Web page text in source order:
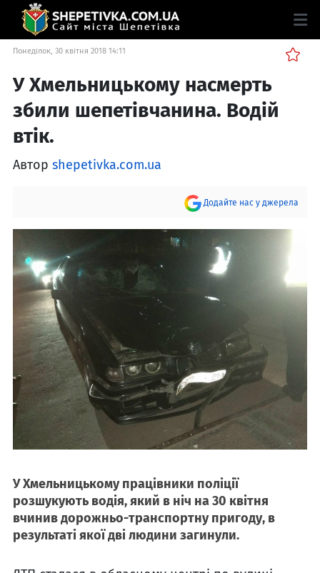
Понеділок, 30 квітня 2018 14:11
У Хмельницькому насмерть
збили шепетівчанина. Водій
втік.
Автор shepetivka.com.ua
Додайте нас у джерела
У Хмельницькому працівники поліції
розшукують водія, який в ніч на 30 квітня
вчинив дорожньо-транспортну пригоду, в
результаті якої дві людини загинули.